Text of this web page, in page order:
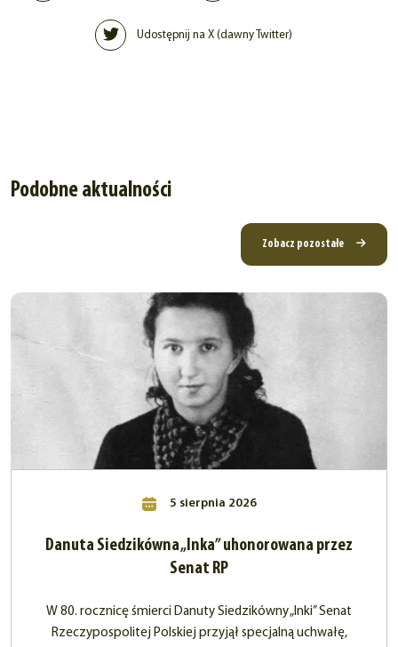
Udostępnij na X (dawny Twitter)
Podobne aktualności
Zobacz pozostałe
5 sierpnia 2026
Danuta Siedzikówna „Inka” uhonorowana przez
Senat RP
W 80. rocznicę śmierci Danuty Siedzikówny „Inki” Senat
Rzeczypospolitej Polskiej przyjął specjalną uchwałę,